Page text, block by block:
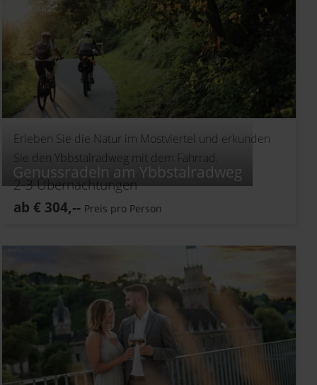
Genussradeln am Ybbstalradweg
Erleben Sie die Natur im Mostviertel und erkunden
Sie den Ybbstalradweg mit dem Fahrrad.
2-3Übernachtungen
ab € 304,-- Preis pro Person